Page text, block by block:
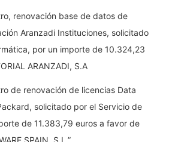
renovación base de datos de
Aranzadi Instituciones, solicitado
por un importe de 10.324,23
ARANZADI, S.A
de renovación de licencias Data
solicitado por el Servicio de
de 11.383,79 euros a favor de
SPAIN, S.L.”